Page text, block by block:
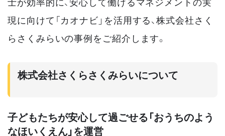
現に向けて「カオナビ」を活用する、株式会社さく
らさくみらいの事例をご紹介します。
株式会社さくらさくみらいについて
子どもたちが安心して過ごせる「おうちのよう
なほいくえん」を運営